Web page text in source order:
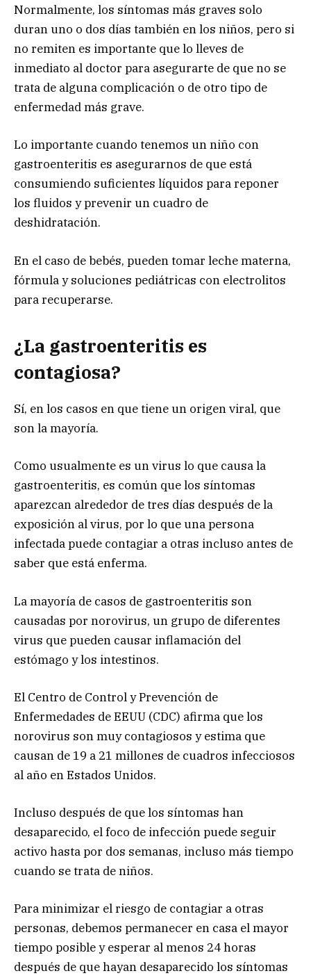
Normalmente, los síntomas más graves solo
duran uno o dos días también en los niños, pero si
no remiten es importante que lo lleves de
inmediato al doctor para asegurarte de que no se
trata de alguna complicación o de otro tipo de
enfermedad más grave.
Lo importante cuando tenemos un niño con
gastroenteritis es asegurarnos de que está
consumiendo suficientes líquidos para reponer
los fluidos y prevenir un cuadro de
deshidratación.
En el caso de bebés, pueden tomar leche materna,
fórmula y soluciones pediátricas con electrolitos
para recuperarse.
¿La gastroenteritis es
contagiosa?
Sí, en los casos en que tiene un origen viral, que
son la mayoría.
Como usualmente es un virus lo que causa la
gastroenteritis, es común que los síntomas
aparezcan alrededor de tres días después de la
exposición al virus, por lo que una persona
infectada puede contagiar a otras incluso antes de
saber que está enferma.
La mayoría de casos de gastroenteritis son
causadas por norovirus, un grupo de diferentes
virus que pueden causar inflamación del
estómago y los intestinos.
El Centro de Control y Prevención de
Enfermedades de EEUU (CDC) afirma que los
norovirus son muy contagiosos y estima que
causan de 19 a 21 millones de cuadros infecciosos
al año en Estados Unidos.
Incluso después de que los síntomas han
desaparecido, el foco de infección puede seguir
activo hasta por dos semanas, incluso más tiempo
cuando se trata de niños.
Para minimizar el riesgo de contagiar a otras
personas, debemos permanecer en casa el mayor
tiempo posible y esperar al menos 24 horas
después de que hayan desaparecido los síntomas